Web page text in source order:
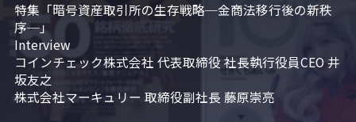
特集「暗号資産取引所の生存戦略─金商法移行後の新秩
序─」
Interview
コインチェック株式会社 代表取締役 社長執行役員CEO 井
坂友之
株式会社マーキュリー 取締役副社長 藤原崇亮